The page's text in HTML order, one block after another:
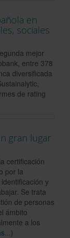
en
sociales
mejor
entre 378
diversificada
de rating
gran lugar
certificación
por la
y
Se trata
de personas
ámbito
a los